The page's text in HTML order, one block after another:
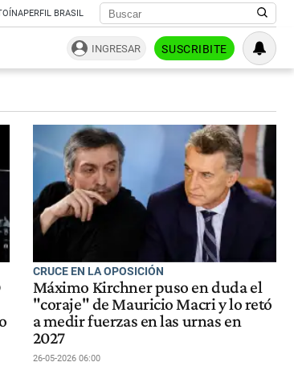
PERFIL BRASIL
INGRESAR SUSCRIBITE
CRUCE EN LA OPOSICIÓN
Máximo Kirchner puso en duda el
"coraje" de Mauricio Macri y lo retó
a medir fuerzas en las urnas en
2027
26-05-2026 06:00